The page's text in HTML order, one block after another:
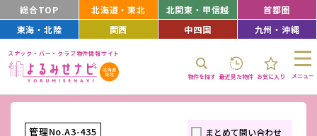
総合TOP 北海道・東北 北関東・甲信越
首都圏
東海・北陸
関西 中四国 九州・沖縄
スナック・バー・クラブ物件情報サイト
物件を探す 最近見た物件 お気に入り メニュー
管理No.A3-435 まとめて問い合わせ